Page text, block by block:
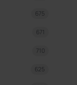
675
671
710
625